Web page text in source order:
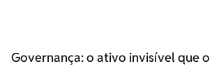
Governança: o ativo invisível que